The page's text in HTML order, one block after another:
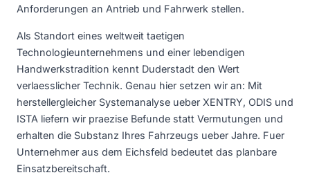
Anforderungen an Antrieb und Fahrwerk stellen.
Als Standort eines weltweit taetigen
Technologieunternehmens und einer lebendigen
Handwerkstradition kennt Duderstadt den Wert
verlaesslicher Technik. Genau hier setzen wir an: Mit
herstellergleicher Systemanalyse ueber XENTRY, ODIS und
ISTA liefern wir praezise Befunde statt Vermutungen und
erhalten die Substanz Ihres Fahrzeugs ueber Jahre. Fuer
Unternehmer aus dem Eichsfeld bedeutet das planbare
Einsatzbereitschaft.